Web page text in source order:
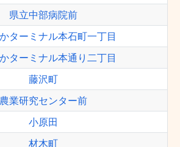
県立中部病院前
ターミナル本石町一丁目
ターミナル本通り二丁目
藤沢町
農業研究センター前
小原田
材木町